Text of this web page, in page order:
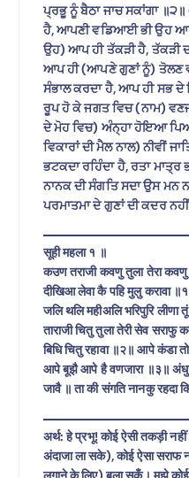
ਪ੍ਰਭੂ ਨੂੰ ਬੈਠਾ ਜਾਚ ਸਕਾਂਗਾ
ਹੈ, ਆਪਣੀ ਵਡਿਆਈ ਭੀ ਉਹ ਆਪ
ਉਹ) ਆਪ ਹੀ ਤੱਕੜੀ ਹੈ, ਤੱਕੜੀ
ਆਪ ਹੀ (ਆਪਣੇ ਗੁਣਾਂ ਨੂੰ) ਤੋਲਣ
ਸੰਭਾਲ ਕਰਦਾ ਹੈ, ਆਪ ਹੀ ਸਭ ਦੇ
ਰੂਪ ਹੋ ਕੇ ਜਗਤ ਵਿਚ (ਨਾਮ)
ਦੇ ਮੋਹ ਵਿਚ) ਅੰਨ੍ਹਾ ਹੋਇਆ
ਵਿਕਾਰਾਂ ਦੀ ਮੈਲ ਨਾਲ) ਨੀਵੀਂ
ਭਟਕਦਾ ਰਹਿੰਦਾ ਹੈ, ਰਤਾ ਮਾਤ੍ਰ
ਨਾਨਕ ਦੀ ਸੰਗਤਿ ਸਦਾ ਉਸ ਮਨ
ਪਰਮਾਤਮਾ ਦੇ ਗੁਣਾਂ ਦੀ ਕਦਰ
सूही महला १ ॥
कउण तराजी कवणु तुला तेरा
दीखिआ लेवा कै पहि मुलु करावा
जलि थलि महीअलि भरिपुरि
ताराजी चितु तुला तेरी सेव सराफु
बिधि चितु रहावा ॥२॥ आपे कंडा
आपे बूझै आपे है वणजारा ॥३॥
जावै ॥ ता की संगति नानकु रहदा
अर्थ: हे प्रभू! कोई ऐसी तकड़ी
अंदाजा ला सके), कोई ऐसा सराफ